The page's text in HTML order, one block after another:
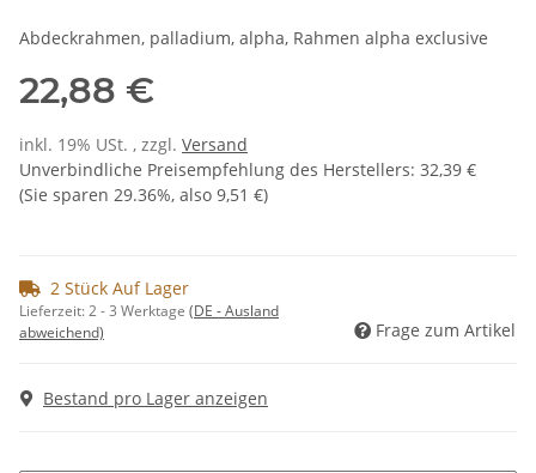
Abdeckrahmen, palladium, alpha, Rahmen alpha exclusive
22,88 €
inkl. 19% USt. , zzgl. Versand
Unverbindliche Preisempfehlung des Herstellers: 32,39 €
(Sie sparen 29.36%, also 9,51 €)
2 Stück Auf Lager
Lieferzeit:2 - 3 Werktage (DE - Ausland
abweichend)
Frage zum Artikel
Bestand pro Lager anzeigen